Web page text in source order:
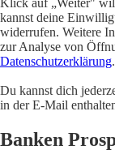
Klick auf „Weiter"
kannst deine
widerrufen. Weitere
zur Analyse von
Datenschutzerklärung.
Du kannst dich
in der E-Mail
Banken